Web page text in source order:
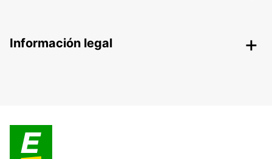
Información legal